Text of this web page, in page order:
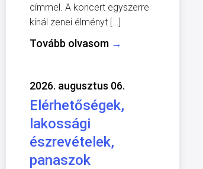
címmel. A koncert egyszerre
kínál zenei élményt […]
Tovább olvasom →
2026. augusztus 06.
Elérhetőségek,
lakossági
észrevételek,
panaszok